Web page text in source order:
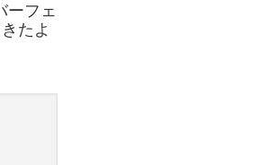
ーフェ
たよ